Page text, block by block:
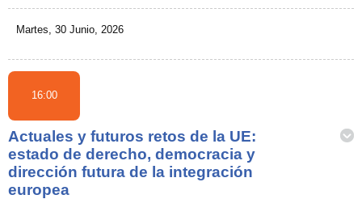
Martes, 30 Junio, 2026
16:00
Actuales y futuros retos de la UE:
estado de derecho, democracia y
dirección futura de la integración
europea